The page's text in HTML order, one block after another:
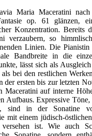
Maria Maceratini
op. 61 glänzen,
Konzentration. Bereits
verzaubern, so himmlisch
Linien. Die
Bandbreite in die
lässt sich als
bei den restlichen
der ersten bis zur letzten
Maceratini auf interne
Aufbaus. Expressive
sind in der Sonatine
mit einem jüdisch-
versehen ist. Wie auch